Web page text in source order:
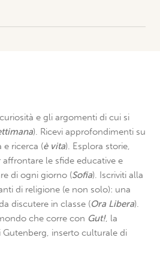
nostro sito. Per maggior
dei suoi dati visiti la nostra
cookie policy.
e gli argomenti di cui si
). Ricevi approfondimenti su
e ricerca (è vita). Esplora storie,
le sfide educative e
di ogni giorno (Sofia). Iscriviti alla
di religione (e non solo): una
discutere in classe (Ora Libera).
che corre con Gut!, la
inserto culturale di